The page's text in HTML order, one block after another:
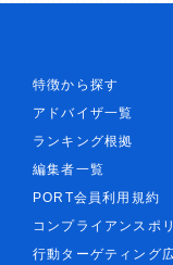
特徴から探す
アドバイザ一覧
ランキング根拠
編集者一覧
PORT会員利用規約
コンプライアンスポ
行動ターゲティング